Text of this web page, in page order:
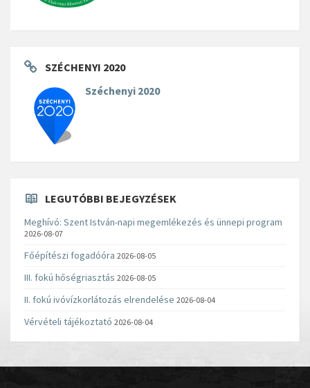
SZÉCHENYI 2020
Széchenyi 2020
LEGUTÓBBI BEJEGYZÉSEK
Meghívó: Szent István-napi megemlékezés és ünnepi program
2026-08-07
Főépítészi fogadóóra 2026-08-05
III. fokú hőségriasztás 2026-08-05
II. fokú ivóvízkorlátozás elrendelése 2026-08-04
Vérvételi tájékoztató 2026-08-04